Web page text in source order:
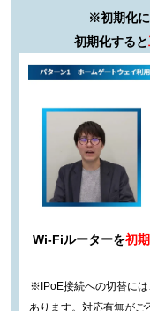
※初期化
初期化すると
Wi-Fiルーターを初
※IPoE接続への切替に
あります。 対応有無がご